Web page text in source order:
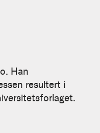
Han
resultert i